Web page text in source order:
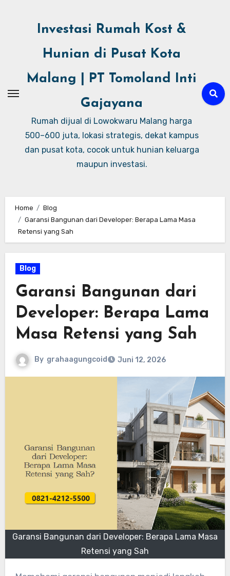
Investasi Rumah Kost &
Hunian di Pusat Kota
Malang | PT Tomoland Inti
Gajayana
Rumah dijual di Lowokwaru Malang harga
500–600 juta, lokasi strategis, dekat kampus
dan pusat kota, cocok untuk hunian keluarga
maupun investasi.
Home
Blog
Garansi Bangunan dari Developer: Berapa Lama Masa
Retensi yang Sah
Blog
Garansi Bangunan dari
Developer: Berapa Lama
Masa Retensi yang Sah
By grahaagungcoid Juni 12, 2026
Garansi Bangunan dari Developer: Berapa Lama Masa
Retensi yang Sah